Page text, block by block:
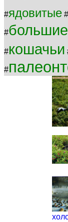
#ядовитые #
#большие
#кошачьи
#